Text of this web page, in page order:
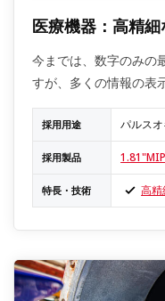
医療機器：高精
今までは、数字のみの
すが、多くの情報の表
採用用途 パルス
採用製品 1.81"MIP
特長・技術 高精